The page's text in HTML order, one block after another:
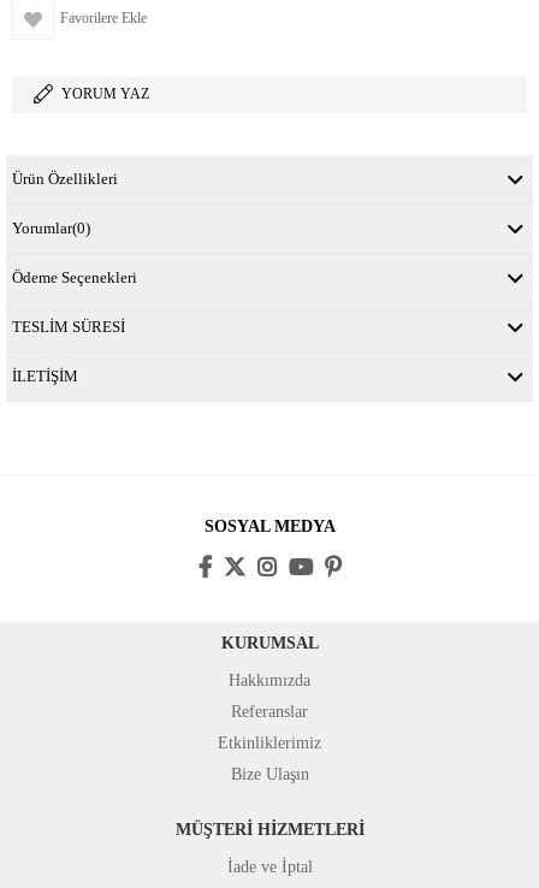
Favorilere Ekle
YORUM YAZ
Ürün Özellikleri
Yorumlar(0)
Ödeme Seçenekleri
TESLİM SÜRESİ
İLETİŞİM
SOSYAL MEDYA
KURUMSAL
Hakkımızda
Referanslar
Etkinliklerimiz
Bize Ulaşın
MÜŞTERİ HİZMETLERİ
İade ve İptal